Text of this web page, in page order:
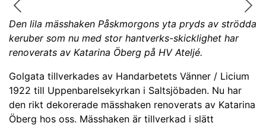
Previous
Den lila mässhaken Påskmorgons yta pryds av strödda
keruber som nu med stor hantverks-skicklighet har
renoverats av Katarina Öberg på HV Ateljé.
Golgata tillverkades av Handarbetets Vänner / Licium
1922 till Uppenbarelsekyrkan i Saltsjöbaden. Nu har
den rikt dekorerade mässhaken renoverats av Katarina
Öberg hos oss. Mässhaken är tillverkad i slätt